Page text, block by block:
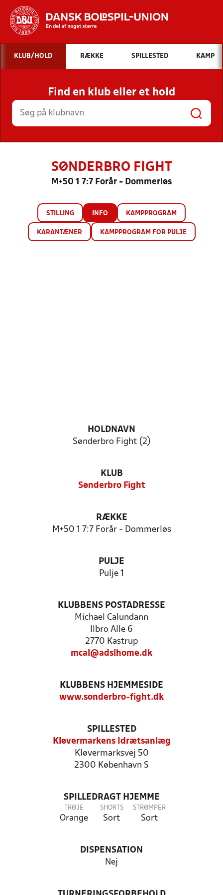
Hvad vil du søge efter?
INDHOLD OG NYHEDER
STILLINGER, RESULTATER, KLUBBER OG
HOLD
KLUB/HOLD RÆKKE SPILLESTED KAMP
Find en klub eller et hold
SØNDERBRO FIGHT
M+50 1 7:7 Forår - Dommerløs
STILLING INFO KAMPPROGRAM
KARANTÆNER KAMPPROGRAM FOR PULJE
HOLDNAVN
Sønderbro Fight (2)
KLUB
Sønderbro Fight
RÆKKE
M+50 1 7:7 Forår - Dommerløs
PULJE
Pulje 1
KLUBBENS POSTADRESSE
Michael Calundann
Ilbro Alle 6
2770 Kastrup
mcal@adslhome.dk
KLUBBENS HJEMMESIDE
www.sonderbro-fight.dk
SPILLESTED
Kløvermarkens Idrætsanlæg
Kløvermarksvej 50
2300 København S
SPILLEDRAGT HJEMME
TRØJE
Orange
SHORTS
Sort
STRØMPER
Sort
DISPENSATION
Nej